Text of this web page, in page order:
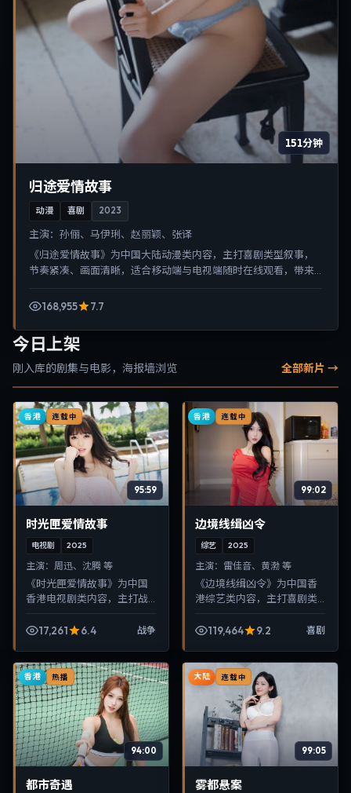
151分钟
归途爱情故事
动漫 喜剧 2023
主演： 孙俪、马伊琍、赵丽颖、张译
《归途爱情故事》为中国大陆动漫类内容，主打喜剧类型叙事，
节奏紧凑、画面清晰，适合移动端与电视端随时在线观看，带来
168,955
7.7
今日上架
刚入库的剧集与电影，海报墙浏览 全部新片 →
香港 连载中
95:59
时光匣爱情故事
电视剧 2025
主演： 周迅、沈腾 等
《时光匣爱情故事》为中国
香港电视剧类内容，主打战
面清晰，适合移动端与电视
17,261 6.4 战争
香港 连载中
99:02
边境线缉凶令
综艺 2025
主演： 雷佳音、黄渤 等
《边境线缉凶令》为中国香
港综艺类内容，主打喜剧类
晰，适合移动端与电视端随
119,464 9.2 喜剧
香港 热播
94:00
都市奇遇
大陆 连载中
99:05
雾都悬案